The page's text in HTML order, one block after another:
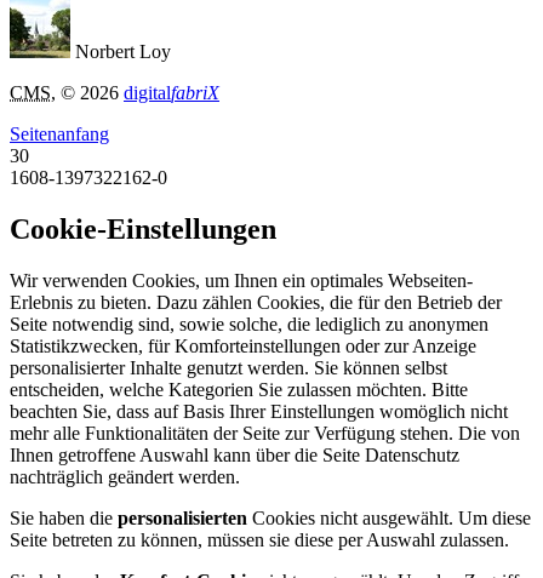
Norbert Loy
CMS, © 2026 digitalfabriX
Seitenanfang
30
1608-1397322162-0
Cookie-Einstellungen
Wir verwenden Cookies, um Ihnen ein optimales Webseiten-
Erlebnis zu bieten. Dazu zählen Cookies, die für den Betrieb der
Seite notwendig sind, sowie solche, die lediglich zu anonymen
Statistikzwecken, für Komforteinstellungen oder zur Anzeige
personalisierter Inhalte genutzt werden. Sie können selbst
entscheiden, welche Kategorien Sie zulassen möchten. Bitte
beachten Sie, dass auf Basis Ihrer Einstellungen womöglich nicht
mehr alle Funktionalitäten der Seite zur Verfügung stehen. Die von
Ihnen getroffene Auswahl kann über die Seite Datenschutz
nachträglich geändert werden.
Sie haben die personalisierten Cookies nicht ausgewählt. Um diese
Seite betreten zu können, müssen sie diese per Auswahl zulassen.